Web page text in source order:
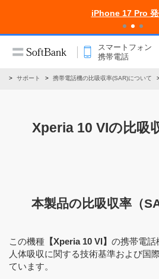
iPhone 17 Pro
スマートフォン
携帯電話
サポート 携帯電話機の比吸収率(SAR)について
Xperia 10 VIの比吸
本製品の比吸収率（
この機種 【Xperia 10 VI】 の携帯電話
人体吸収に関する技術基準および国
ています。